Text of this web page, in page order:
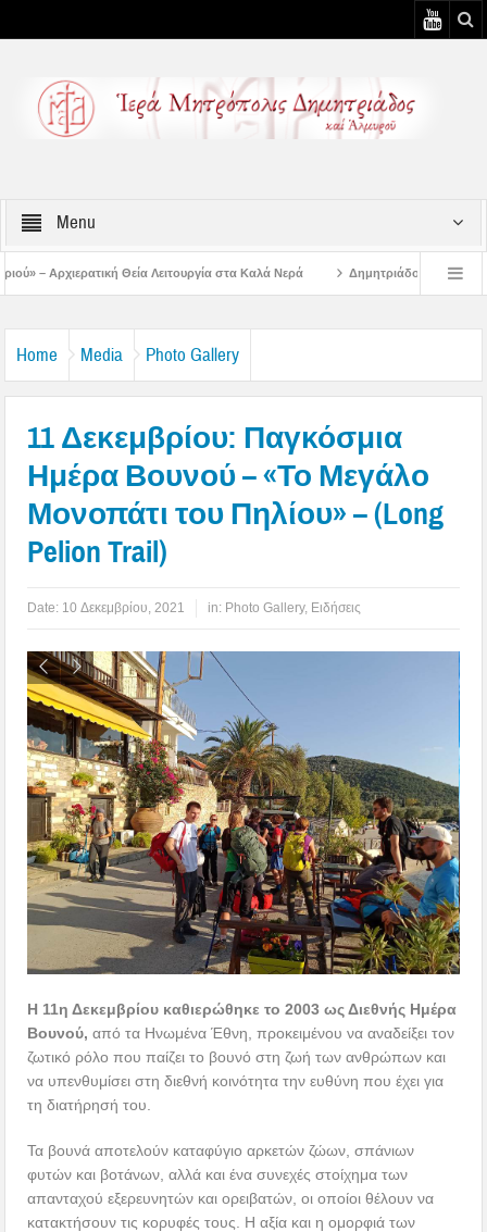
Menu
Λειτουργία στα Καλά Νερά Δημητριάδος Ιγνάτιος: «Ο Ναός είναι ο τόπος
Home Media Photo Gallery
11 Δεκεμβρίου: Παγκόσμια
Ημέρα Βουνού – «Το Μεγάλο
Μονοπάτι του Πηλίου» – (Long
Pelion Trail)
Date: 10 Δεκεμβρίου, 2021 in: Photo Gallery, Ειδήσεις
Η 11η Δεκεμβρίου καθιερώθηκε το 2003 ως Διεθνής Ημέρα
Βουνού, από τα Ηνωμένα Έθνη, προκειμένου να αναδείξει τον
ζωτικό ρόλο που παίζει το βουνό στη ζωή των ανθρώπων και
να υπενθυμίσει στη διεθνή κοινότητα την ευθύνη που έχει για
τη διατήρησή του.
Τα βουνά αποτελούν καταφύγιο αρκετών ζώων, σπάνιων
φυτών και βοτάνων, αλλά και ένα συνεχές στοίχημα των
απανταχού εξερευνητών και ορειβατών, οι οποίοι θέλουν να
κατακτήσουν τις κορυφές τους. Η αξία και η ομορφιά των